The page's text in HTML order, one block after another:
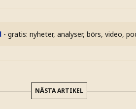
- gratis: nyheter, analyser, börs, video,
NÄSTA ARTIKEL